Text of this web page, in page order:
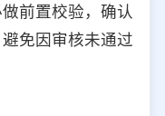
前置校验，确认
免因审核未通过